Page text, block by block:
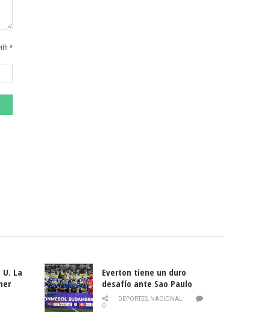
*
La
Everton tiene un duro
desafío ante Sao Paulo
DEPORTES, NACIONAL
0